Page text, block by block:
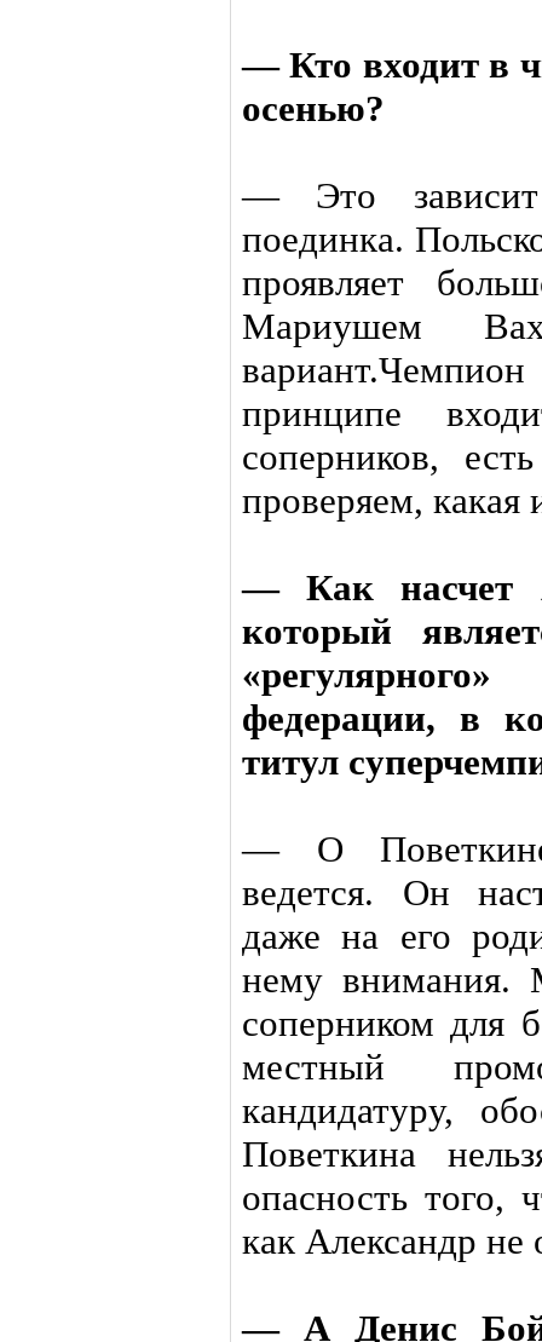
— Кто входит в
осенью?
— Это зависит
поединка.
проявляет
Мариушем
принципе
соперников,
проверяем, какая
— Как насчет
который
федерации, в
титул
— О
ведется. Он
даже на его
нему внимания.
соперником для
местный
кандидатуру,
Поветкина
опасность того,
как Александр не
— А Денис